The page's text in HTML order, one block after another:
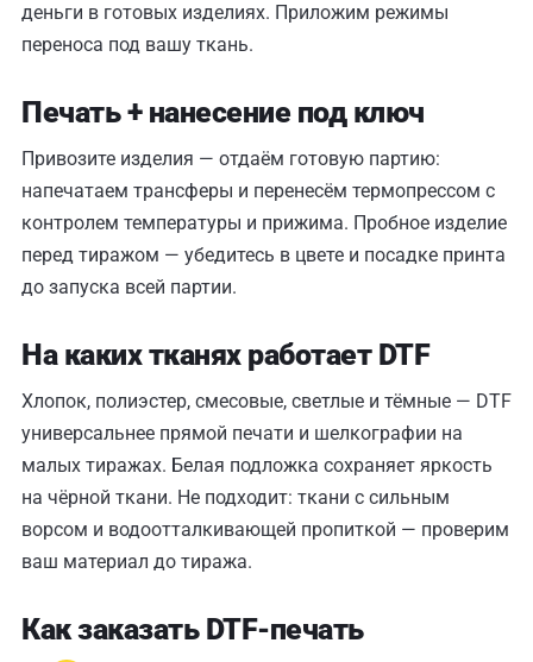
деньги в готовых изделиях. Приложим режимы
переноса под вашу ткань.
Печать + нанесение под ключ
Привозите изделия — отдаём готовую партию:
напечатаем трансферы и перенесём термопрессом с
контролем температуры и прижима. Пробное изделие
перед тиражом — убедитесь в цвете и посадке принта
до запуска всей партии.
На каких тканях работает DTF
Хлопок, полиэстер, смесовые, светлые и тёмные — DTF
универсальнее прямой печати и шелкографии на
малых тиражах. Белая подложка сохраняет яркость
на чёрной ткани. Не подходит: ткани с сильным
ворсом и водоотталкивающей пропиткой — проверим
ваш материал до тиража.
Как заказать DTF-печать